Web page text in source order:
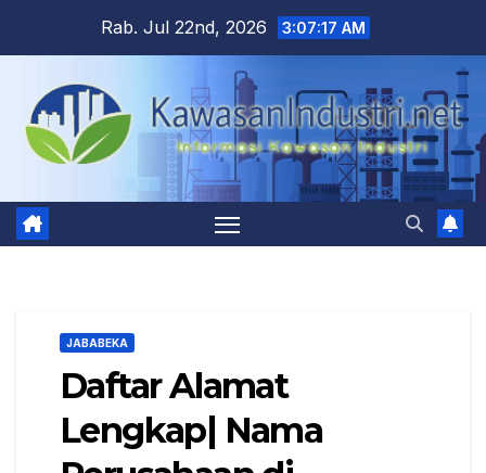
content
Rab. Jul 22nd, 2026 3:07:18 AM
JABABEKA
Daftar Alamat
Lengkap| Nama